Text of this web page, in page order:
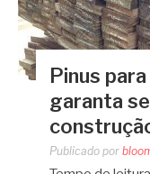
Pinus
garanta
Publicado por